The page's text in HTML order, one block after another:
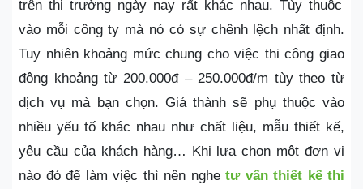
trên thị trường ngày nay rất khác nhau. Tùy thuộc
vào mỗi công ty mà nó có sự chênh lệch nhất định.
Tuy nhiên khoảng mức chung cho việc thi công giao
động khoảng từ 200.000đ – 250.000đ/m tùy theo từ
dịch vụ mà bạn chọn. Giá thành sẽ phụ thuộc vào
nhiều yếu tố khác nhau như chất liệu, mẫu thiết kế,
yêu cầu của khách hàng… Khi lựa chọn một đơn vị
nào đó để làm việc thì nên nghe tư vấn thiết kế thi